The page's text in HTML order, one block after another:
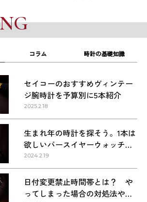
コラム 時計の基礎知識
セイコーのおすすめヴィンテー
ジ腕時計を予算別に5本紹介
2025.2.18
生まれ年の時計を探そう。1本は
欲しいバースイヤーウォッチ・
1960〜1990年代の名作9本
2024.2.19
日付変更禁止時間帯とは？ や
ってしまった場合の対処法や正